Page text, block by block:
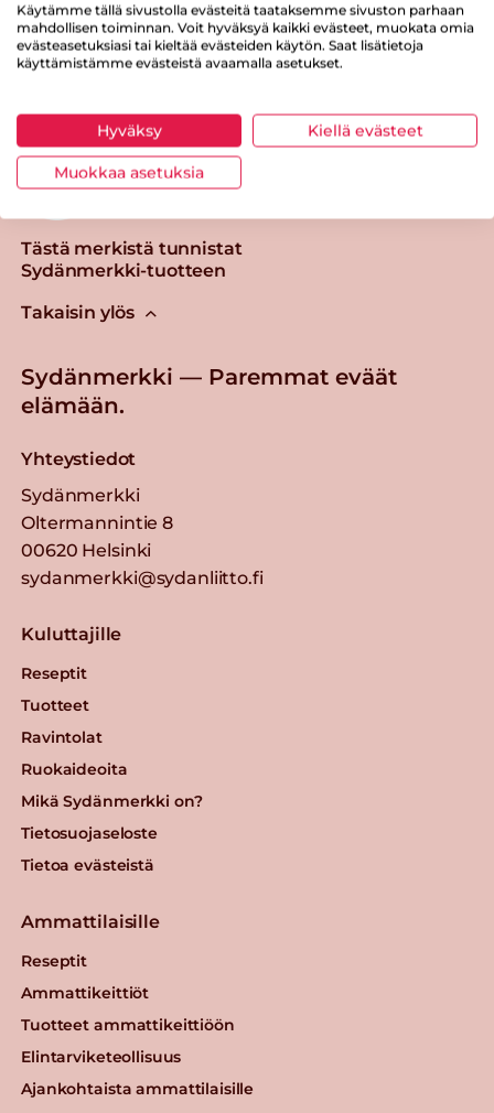
Tulosta sivu Jaa tuote
Tästä merkistä tunnistat
Sydänmerkki-tuotteen
Takaisin ylös
Sydänmerkki — Paremmat eväät
elämään.
Yhteystiedot
Sydänmerkki
Oltermannintie 8
00620 Helsinki
sydanmerkki@sydanliitto.fi
Kuluttajille
Reseptit
Tuotteet
Ravintolat
Ruokaideoita
Mikä Sydänmerkki on?
Tietosuojaseloste
Tietoa evästeistä
Ammattilaisille
Reseptit
Ammattikeittiöt
Tuotteet ammattikeittiöön
Elintarviketeollisuus
Ajankohtaista ammattilaisille
Käytämme tällä sivustolla evästeitä taataksemme sivuston parhaan
mahdollisen toiminnan. Voit hyväksyä kaikki evästeet, muokata omia
evästeasetuksiasi tai kieltää evästeiden käytön. Saat lisätietoja
käyttämistämme evästeistä avaamalla asetukset.
Hyväksy Kiellä evästeet
Muokkaa asetuksia